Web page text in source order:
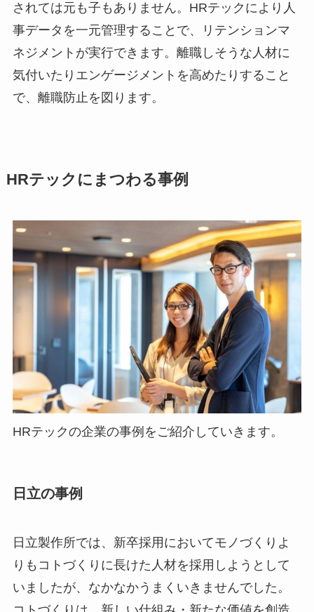
されては元も子もありません。HRテックにより人
事データを一元管理することで、リテンションマ
ネジメントが実行できます。離職しそうな人材に
気付いたりエンゲージメントを高めたりすること
で、離職防止を図ります。
HRテックにまつわる事例
HRテックの企業の事例をご紹介していきます。
日立の事例
日立製作所では、新卒採用においてモノづくりよ
りもコトづくりに長けた人材を採用しようとして
いましたが、なかなかうまくいきませんでした。